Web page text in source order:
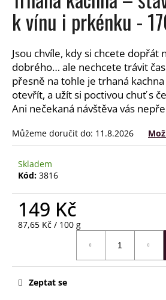
k vínu i prkénku -
Jsou chvíle, kdy si chcete dopřát
dobrého… ale nechcete trávit
přesně na tohle je trhaná
otevřít, a užít si poctivou chuť s
Ani nečekaná návštěva vás
Můžeme doručit do: 11.8.2026
Skladem
Kód: 3816
149 Kč
Měrná
87,65 Kč / 100 g
Zeptat se
a
j
í
t
?
HLEDAT
D
č